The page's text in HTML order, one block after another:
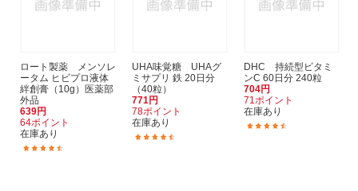
ロート製薬 メンソレ
ータム ヒビプロ液体
絆創膏（10g）医薬部
外品
639円
64ポイント
在庫あり
UHA味覚糖 UHAグ
ミサプリ 鉄 20日分
（40粒）
771円
78ポイント
在庫あり
DHC 持続型ビタミ
ンC 60日分 240粒
704円
71ポイント
在庫あり